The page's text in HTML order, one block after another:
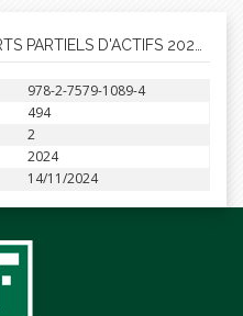
FUSIONS - SCISSIONS - APPORTS PARTIELS D'ACTIFS 2024-25
978-2-7579-1089-4
494
2
2024
14/11/2024